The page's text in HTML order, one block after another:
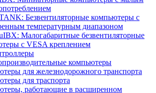
Безвентиляторные компьютеры с
температурным диапазоном
Малогабаритные безвентиляторные
с VESA креплением
компьютеры
для железнодорожного транспорта
для траспорта
работающие в расширенном